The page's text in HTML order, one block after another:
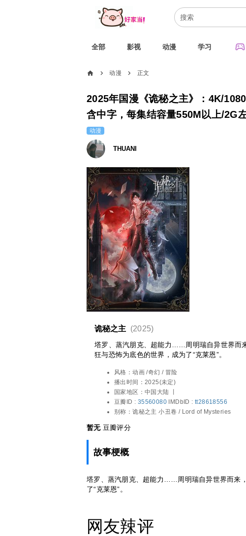
全部 影视 动漫 学习 sports_esports
home chevron_right 动漫 chevron_right 正文
2025年国漫《诡秘之主》：4K/
含中字，每集结容量550M以上/2G
动漫
THUANI
诡秘之主 (2025)
塔罗、蒸汽朋克、超能力……周明瑞自异世界而
狂与恐怖为底色的世界，成为了“克莱恩”。
风格：动画 /奇幻 / 冒险
播出时间： 2025(未定)
国家地区： 中国大陆 丨
豆瓣ID : 35560080 IMDbID : tt28618556
别称：诡秘之主‎ 小丑卷 / Lord of Mysteries
暂无豆瓣评分
故事梗概
塔罗、蒸汽朋克、超能力……周明瑞自异世界而来
了“克莱恩”。
网友辣评